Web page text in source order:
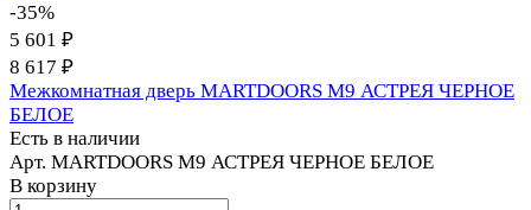
-35%
5 601 ₽
8 617 ₽
Межкомнатная дверь MARTDOORS M9 АСТРЕЯ ЧЕРНОЕ
БЕЛОЕ
Есть в наличии
Арт. MARTDOORS M9 АСТРЕЯ ЧЕРНОЕ БЕЛОЕ
В корзину